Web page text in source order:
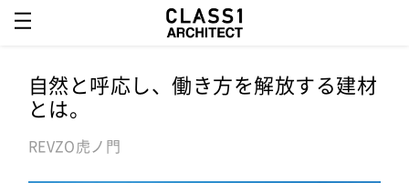
自然と呼応し、働き方を解放する建材
とは。
REVZO虎ノ門